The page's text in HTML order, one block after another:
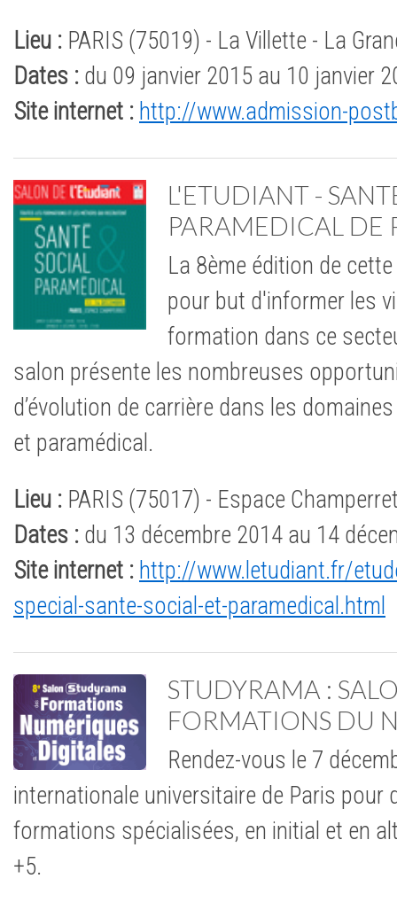
Lieu : PARIS (75019) - La Villette - La
Dates : du 09 janvier 2015 au 10 janvier
Site internet : http://www.admission-
L'ETUDIANT -
PARAMEDICAL DE
La 8ème édition de
pour but d'informer les
formation dans ce
salon présente les nombreuses
d’évolution de carrière dans les
et paramédical.
Lieu : PARIS (75017) - Espace
Dates : du 13 décembre 2014 au 14
Site internet : http://www.letudiant.fr/
special-sante-social-et-paramedical.html
STUDYRAMA :
FORMATIONS DU
Rendez-vous le 7
internationale universitaire de Paris pour
formations spécialisées, en initial et en
+5.